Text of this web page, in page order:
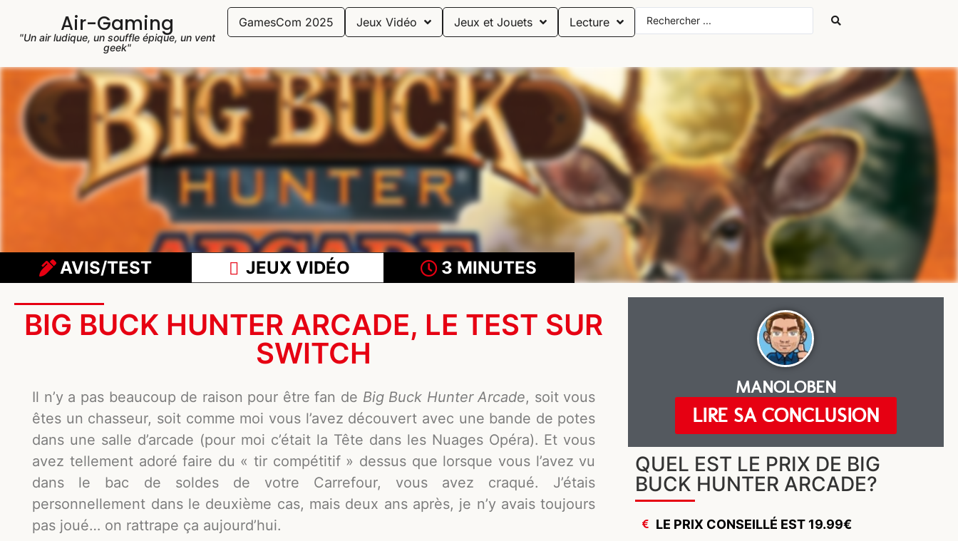
Air-Gaming
"Un air ludique, un souffle épique, un vent
geek"
GamesCom 2025 Jeux Vidéo Jeux et Jouets Lecture
AVIS/TEST JEUX VIDÉO 3 MINUTES
BIG BUCK HUNTER ARCADE, LE TEST SUR
SWITCH
Il n’y a pas beaucoup de raison pour être fan de Big Buck Hunter Arcade, soit vous
êtes un chasseur, soit comme moi vous l’avez découvert avec une bande de potes
dans une salle d’arcade (pour moi c’était la Tête dans les Nuages Opéra). Et vous
avez tellement adoré faire du « tir compétitif » dessus que lorsque vous l’avez vu
dans le bac de soldes de votre Carrefour, vous avez craqué. J’étais
personnellement dans le deuxième cas, mais deux ans après, je n’y avais toujours
pas joué… on rattrape ça aujourd’hui.
MANOLOBEN
LIRE SA CONCLUSION
QUEL EST LE PRIX DE BIG
BUCK HUNTER ARCADE?
LE PRIX CONSEILLÉ EST 19.99€